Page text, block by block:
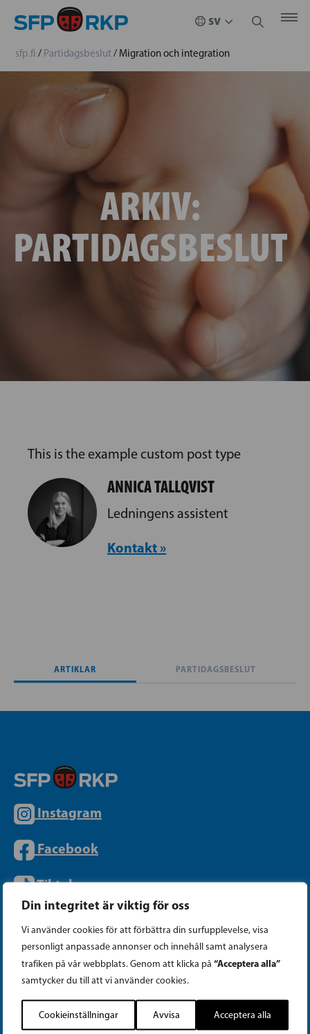
Din integritet är viktig för oss
Vi använder cookies för att förbättra din surfupplevelse, visa
personligt anpassade annonser och innehåll samt analysera
trafiken på vår webbplats. Genom att klicka på “Acceptera alla”
samtycker du till att vi använder cookies.
Cookieinställningar Avvisa Acceptera alla
sfp.fi / Partidagsbeslut/ Migration och integration
ARKIV:
PARTIDAGSBESLUT
This is the example custom post type
ANNICA TALLQVIST
Ledningens assistent
Kontakt »
ARTIKLAR PARTIDAGSBESLUT
Instagram
Facebook
Tiktok
PARTIKANSLIET
Telefon (09) 693 070
PB 430, 00101 Helsingfors
Georgsgatan 27, 00100 Helsingfors